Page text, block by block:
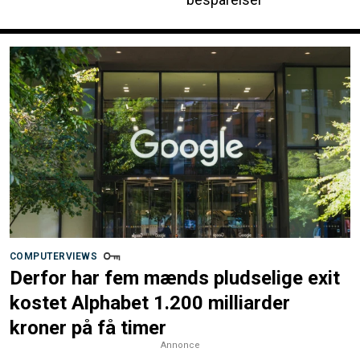
COMPUTERVIEWS
Derfor har fem mænds pludselige exit
kostet Alphabet 1.200 milliarder
kroner på få timer
Annonce